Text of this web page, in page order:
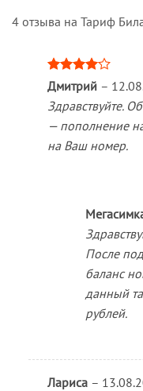
4 отзыва на Тариф
Оценка
4 из 5
Дмитрий –
Здравствуйте.
— пополнение
на Ваш номер.
После
баланс
данный
рублей.
Лариса –